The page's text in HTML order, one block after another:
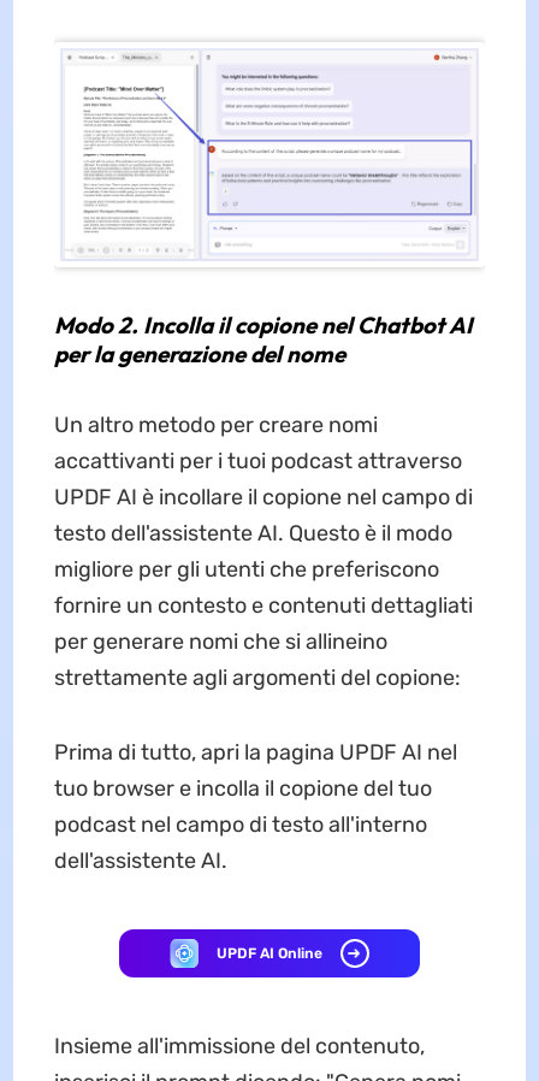
Modo 2. Incolla il copione nel Chatbot AI
per la generazione del nome
Un altro metodo per creare nomi
accattivanti per i tuoi podcast attraverso
UPDF AI è incollare il copione nel campo di
testo dell'assistente AI. Questo è il modo
migliore per gli utenti che preferiscono
fornire un contesto e contenuti dettagliati
per generare nomi che si allineino
strettamente agli argomenti del copione:
Prima di tutto, apri la pagina UPDF AI nel
tuo browser e incolla il copione del tuo
podcast nel campo di testo all'interno
dell'assistente AI.
UPDF AI Online
Insieme all'immissione del contenuto,